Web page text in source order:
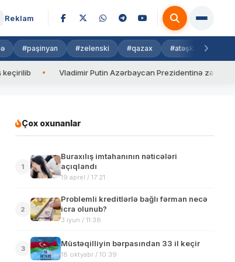
Reklam
#paşinyan #zelenski #qazax #atəşkəs
Vladimir Putin Azərbaycan Prezidentinə zəng edib
Çox oxunanlar
1
Buraxılış imtahanının nəticələri
açıqlandı
19 aprel / 17:21
2
Problemli kreditlərlə bağlı fərman necə
icra olunub?
3 iyun / 11:38
3
Müstəqilliyin bərpasından 33 il keçir
18 oktyabr / 10:39